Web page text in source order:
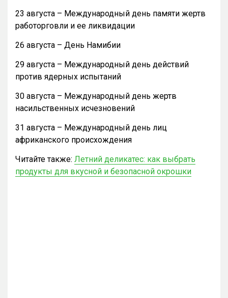
23 августа – Международный день памяти жертв
работорговли и ее ликвидации
26 августа – День Намибии
29 августа – Международный день действий
против ядерных испытаний
30 августа – Международный день жертв
насильственных исчезновений
31 августа – Международный день лиц
африканского происхождения
Читайте также: Летний деликатес: как выбрать
продукты для вкусной и безопасной окрошки